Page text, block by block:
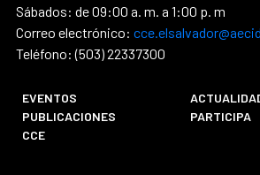
Sábados: de 09:00 a. m. a 1:00 p. m
Correo electrónico:
Teléfono: (503) 22337300
EVENTOS
PUBLICACIONES
PARTICIPA
CCE